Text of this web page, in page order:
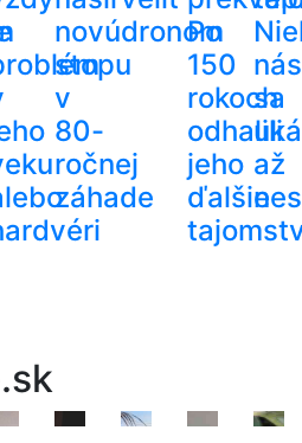
novú
stopu
v
80-
ročnej
záhade
dronom
Po
150
rokoch
odhalili
jeho
ďalšie
sa
až